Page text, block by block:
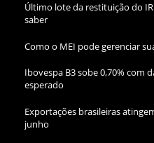
Último lote da restituição do
saber
Como o MEI pode gerenciar
Ibovespa B3 sobe 0,70% com
esperado
Exportações brasileiras
junho